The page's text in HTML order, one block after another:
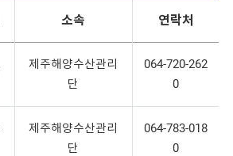
소속 연락처
제주해양수산관리
단
064-720-262
0
제주해양수산관리
단
064-783-018
0